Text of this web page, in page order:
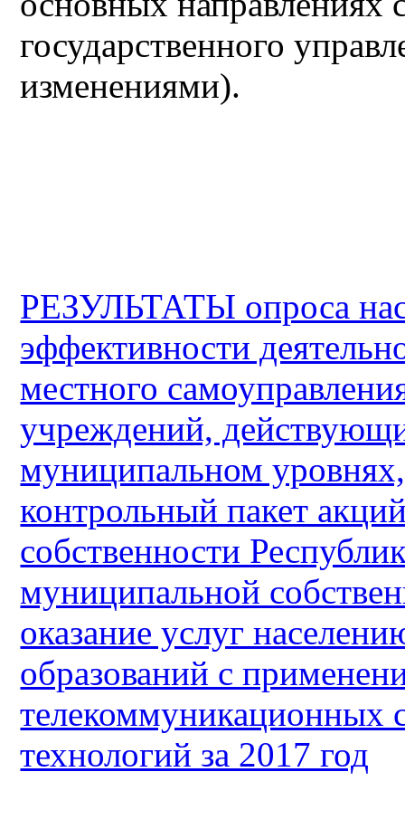
государственного
изменениями).
РЕЗУЛЬТАТЫ опроса
эффективности
местного
учреждений,
муниципальном
контрольный пакет
собственности
муниципальной
оказание услуг
образований с
телекоммуникационных
технологий за 2017 год